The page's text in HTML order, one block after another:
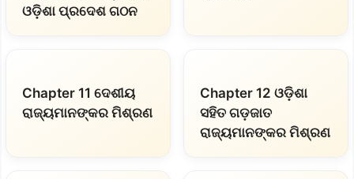
ଓଡ଼ିଶା ପ୍ରଦେଶ ଗଠନ
Chapter 11 ଦେଶୀୟ
ରାଜ୍ୟମାନଙ୍କର ମିଶ୍ରଣ
Chapter 12 ଓଡ଼ିଶା
ସହିତ ଗଡ଼ଜାତ
ରାଜ୍ୟମାନଙ୍କର ମିଶ୍ରଣ